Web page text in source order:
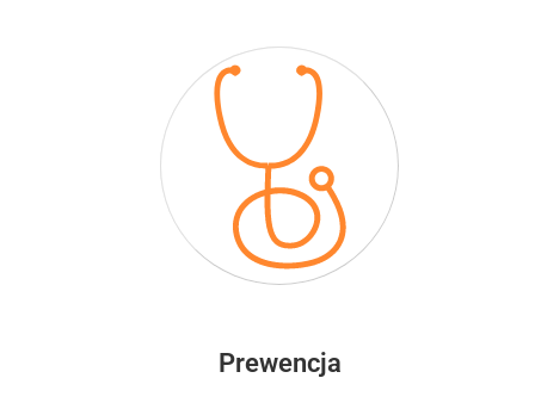
Prewencja